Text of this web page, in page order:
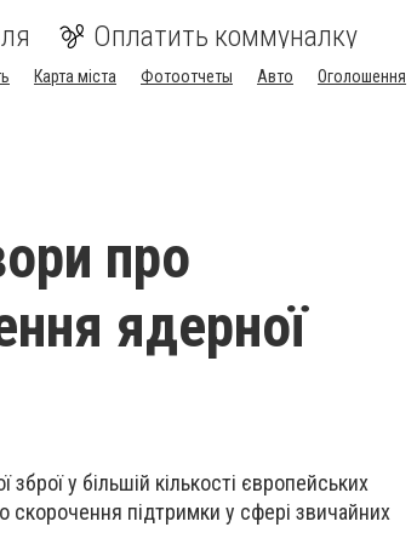
Оплатить коммуналку
Карта міста Фотоотчеты Авто
Оголошення
про
ядерної
у більшій кількості європейських
підтримки у сфері звичайних